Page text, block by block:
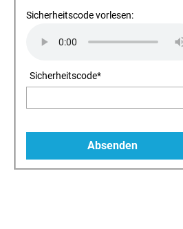
Sicherheitscode vorlesen:
Sicherheitscode*